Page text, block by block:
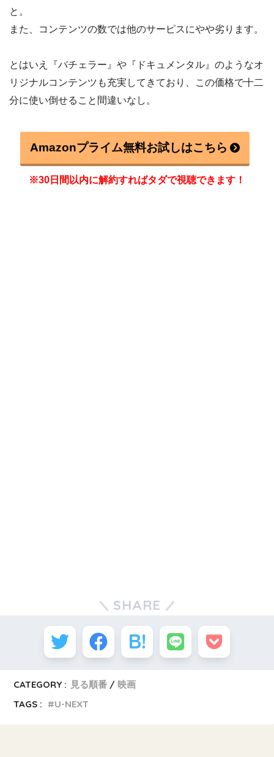
と。
また、コンテンツの数では他のサーピスにやや劣ります。
とはいえ『バチェラー』や『ドキュメンタル』のようなオ
リジナルコンテンツも充実してきており、この価格で十二
分に使い倒せること間違いなし。
Amazonプライム無料お試しはこちら
※30日間以内に解約すればタダで視聴できます！
SHARE
CATEGORY : 見る順番
映画
TAGS :
U-NEXT